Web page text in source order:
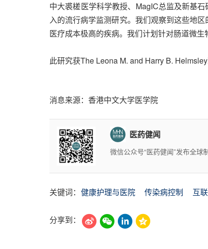
中大裘槎医学科学教授、MagIC总监及新基石
入的流行病学监测研究。我们观察到这些地
医疗成本极高的疾病。我们计划针对肠道微
此研究获The Leona M. and Harry B.
消息来源：香港中文大学医学院
医药健闻
微信公众号“医药健闻”发布全球
关键词： 健康护理与医院 传染病控制 互
分享到：